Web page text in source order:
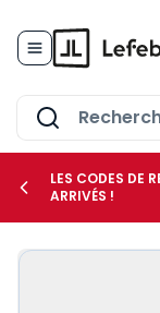
le sous-menu
LES CODES DE
ARRIVÉS !